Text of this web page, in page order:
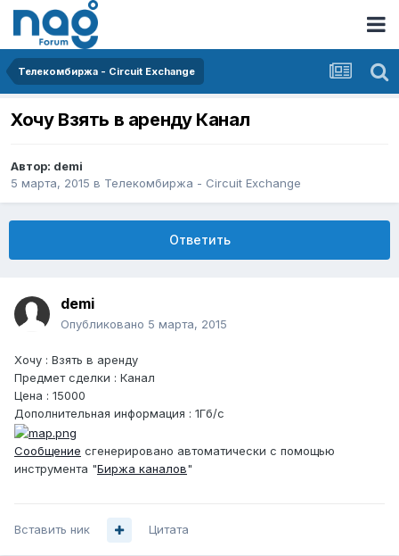
Телекомбиржа - Circuit Exchange
Хочу Взять в аренду Канал
Автор: demi
5 марта, 2015 в Телекомбиржа - Circuit Exchange
Ответить
demi
Опубликовано 5 марта, 2015
Хочу : Взять в аренду
Предмет сделки : Канал
Цена : 15000
Дополнительная информация : 1Гб/c
Сообщение сгенерировано автоматически с помощью
инструмента "Биржа каналов"
Вставить ник Цитата